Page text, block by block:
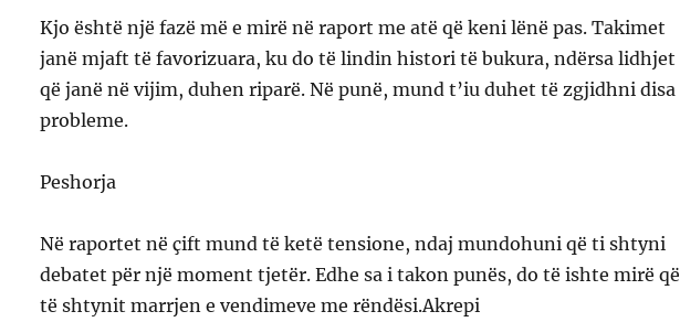
Kjo është një fazë më e mirë në raport me atë që keni lënë pas. Takimet
janë mjaft të favorizuara, ku do të lindin histori të bukura, ndërsa lidhjet
që janë në vijim, duhen riparë. Në punë, mund t’iu duhet të zgjidhni disa
probleme.
Peshorja
Në raportet në çift mund të ketë tensione, ndaj mundohuni që ti shtyni
debatet për një moment tjetër. Edhe sa i takon punës, do të ishte mirë që
të shtynit marrjen e vendimeve me rëndësi.Akrepi